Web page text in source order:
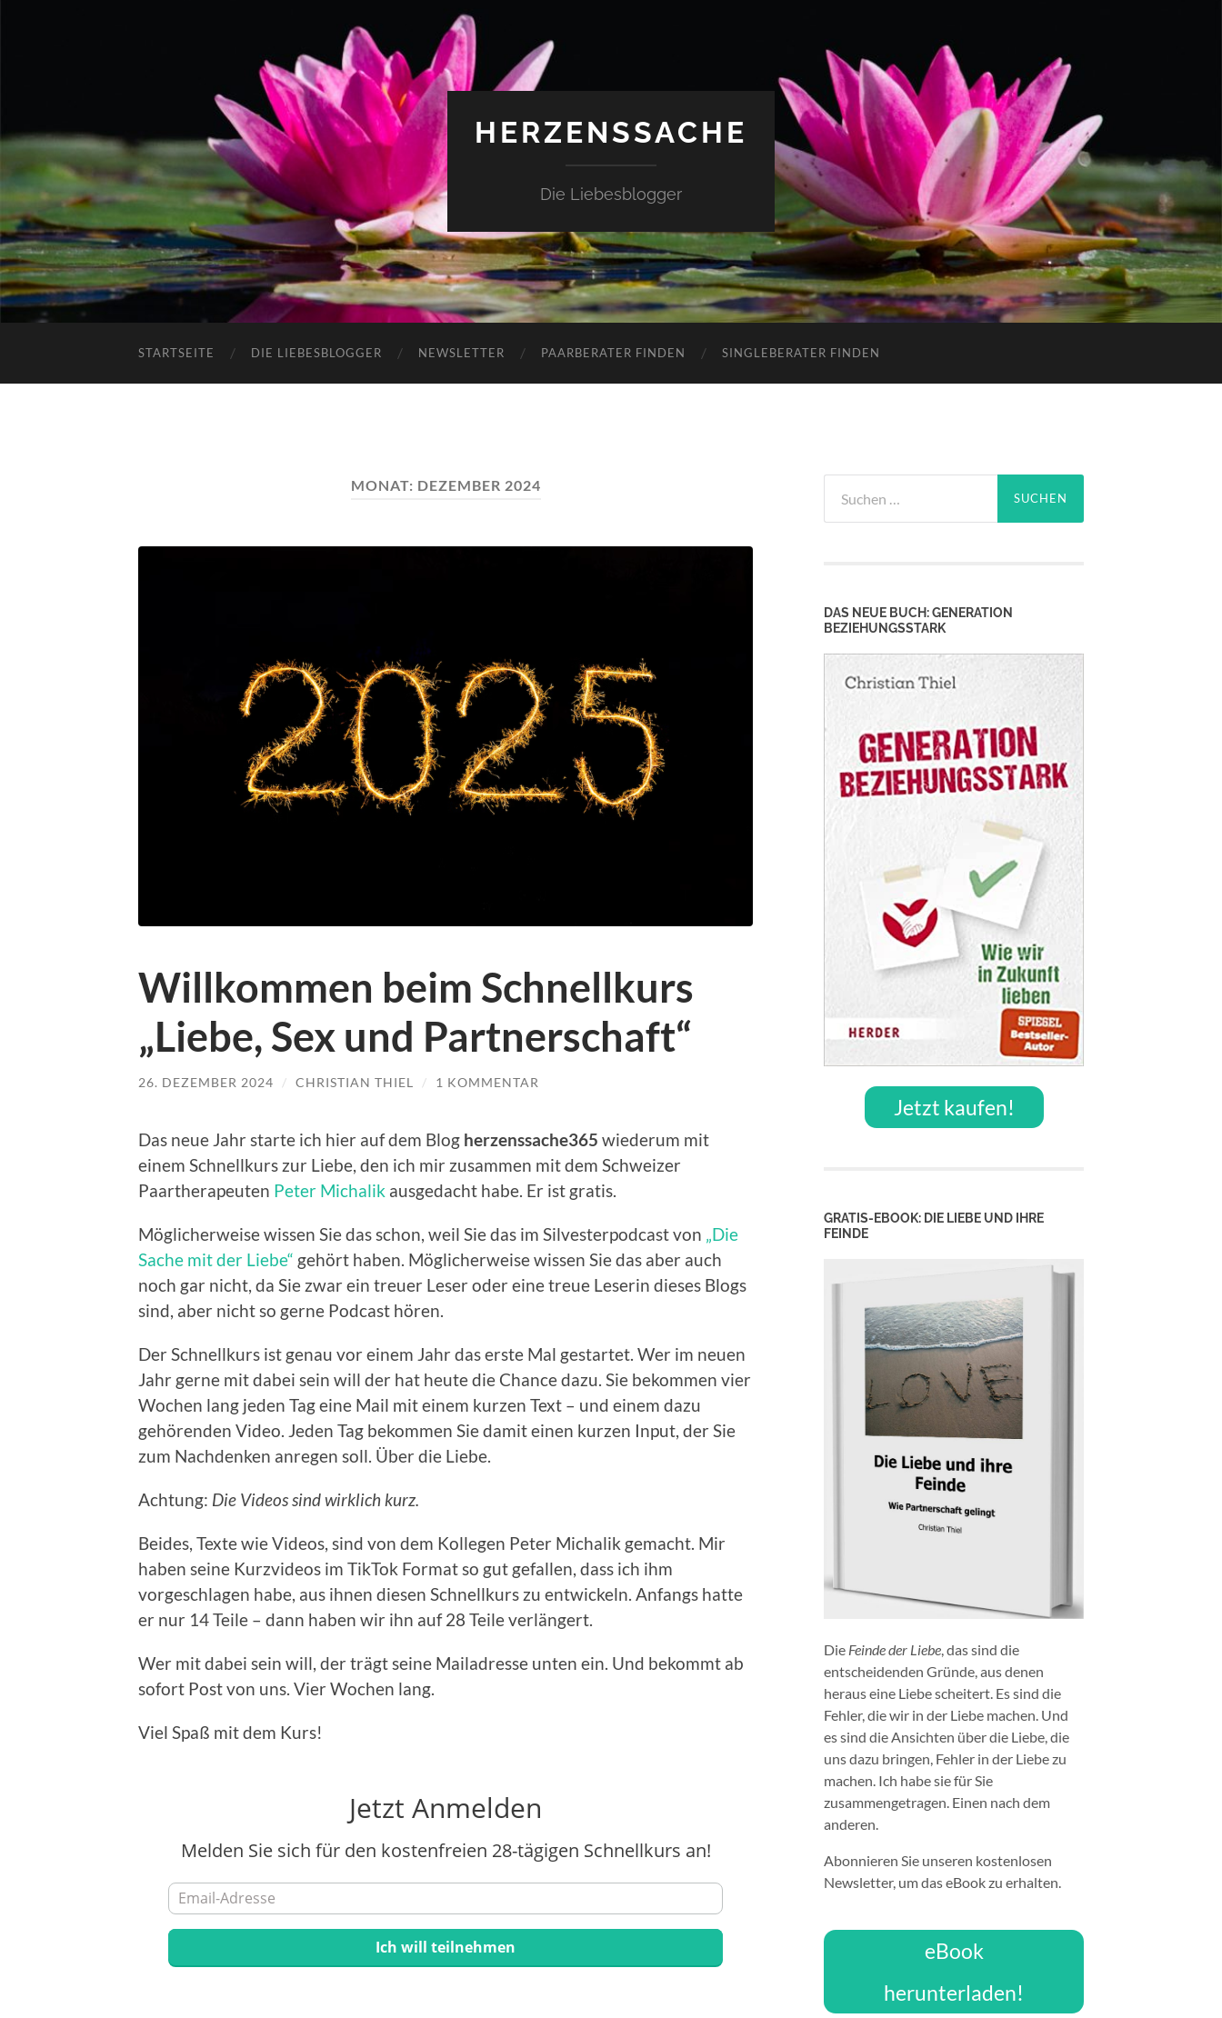
HERZENSSACHE
Die Liebesblogger
STARTSEITE DIE LIEBESBLOGGER NEWSLETTER PAARBERATER FINDEN SINGLEBERATER FINDEN
MONAT: DEZEMBER 2024
Willkommen beim Schnellkurs
„Liebe, Sex und Partnerschaft“
26. DEZEMBER 2024 / CHRISTIAN THIEL / 1 KOMMENTAR
Das neue Jahr starte ich hier auf dem Blog herzenssache365 wiederum mit
einem Schnellkurs zur Liebe, den ich mir zusammen mit dem Schweizer
Paartherapeuten Peter Michalik ausgedacht habe. Er ist gratis.
Möglicherweise wissen Sie das schon, weil Sie das im Silvesterpodcast von „Die
Sache mit der Liebe“ gehört haben. Möglicherweise wissen Sie das aber auch
noch gar nicht, da Sie zwar ein treuer Leser oder eine treue Leserin dieses Blogs
sind, aber nicht so gerne Podcast hören.
Der Schnellkurs ist genau vor einem Jahr das erste Mal gestartet. Wer im neuen
Jahr gerne mit dabei sein will der hat heute die Chance dazu. Sie bekommen vier
Wochen lang jeden Tag eine Mail mit einem kurzen Text – und einem dazu
gehörenden Video. Jeden Tag bekommen Sie damit einen kurzen Input, der Sie
zum Nachdenken anregen soll. Über die Liebe.
Achtung: Die Videos sind wirklich kurz.
Beides, Texte wie Videos, sind von dem Kollegen Peter Michalik gemacht. Mir
haben seine Kurzvideos im TikTok Format so gut gefallen, dass ich ihm
vorgeschlagen habe, aus ihnen diesen Schnellkurs zu entwickeln. Anfangs hatte
er nur 14 Teile – dann haben wir ihn auf 28 Teile verlängert.
Wer mit dabei sein will, der trägt seine Mailadresse unten ein. Und bekommt ab
sofort Post von uns. Vier Wochen lang.
Viel Spaß mit dem Kurs!
Jetzt Anmelden
Melden Sie sich für den kostenfreien 28-tägigen Schnellkurs an!
nach:
DAS NEUE BUCH: GENERATION
BEZIEHUNGSSTARK
Jetzt kaufen!
GRATIS-EBOOK: DIE LIEBE UND IHRE
FEINDE
Die Feinde der Liebe , das sind die
entscheidenden Gründe, aus denen
heraus eine Liebe scheitert. Es sind die
Fehler, die wir in der Liebe machen. Und
es sind die Ansichten über die Liebe, die
uns dazu bringen, Fehler in der Liebe zu
machen. Ich habe sie für Sie
zusammengetragen. Einen nach dem
anderen.
Abonnieren Sie unseren kostenlosen
Newsletter, um das eBook zu erhalten.
eBook
herunterladen!